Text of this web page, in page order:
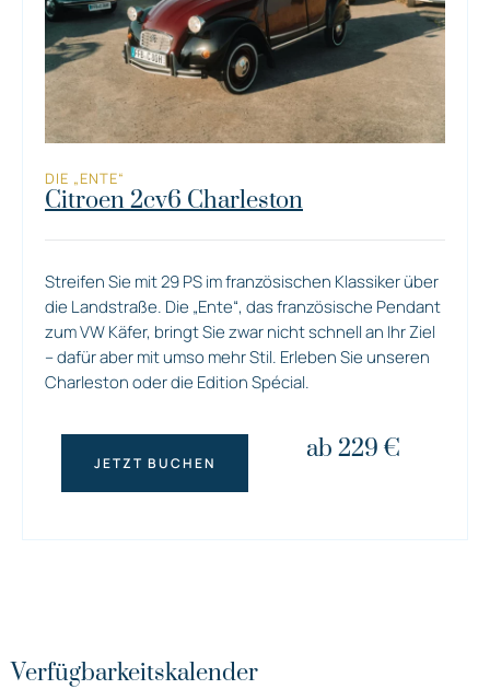
DIE „ENTE“
Citroen 2cv6 Charleston
Streifen Sie mit 29 PS im französischen Klassiker über
die Landstraße. Die „Ente“, das französische Pendant
zum VW Käfer, bringt Sie zwar nicht schnell an Ihr Ziel
– dafür aber mit umso mehr Stil. Erleben Sie unseren
Charleston oder die Edition Spécial.
JETZT BUCHEN ab 229 €
Verfügbarkeitskalender